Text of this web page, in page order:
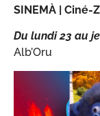
SINEMÀ | Ciné-
Du lundi 23 au
Alb’Oru